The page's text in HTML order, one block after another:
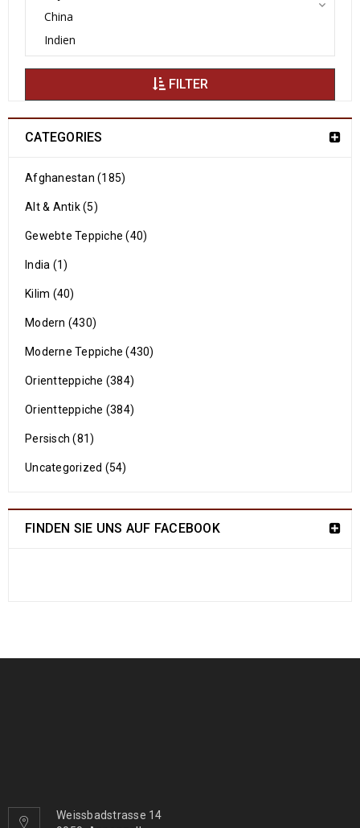
FILTER
CATEGORIES
Afghanestan (185)
Alt & Antik (5)
Gewebte Teppiche (40)
India (1)
Kilim (40)
Modern (430)
Moderne Teppiche (430)
Orientteppiche (384)
Orientteppiche (384)
Persisch (81)
Uncategorized (54)
FINDEN SIE UNS AUF FACEBOOK
Weissbadstrasse 14